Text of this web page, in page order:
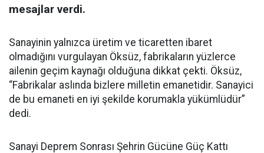
mesajlar verdi.
Sanayinin yalnızca üretim ve ticaretten ibaret
olmadığını vurgulayan Öksüz, fabrikaların yüzlerce
ailenin geçim kaynağı olduğuna dikkat çekti. Öksüz,
“Fabrikalar aslında bizlere milletin emanetidir. Sanayici
de bu emaneti en iyi şekilde korumakla yükümlüdür”
dedi.
Sanayi Deprem Sonrası Şehrin Gücüne Güç Kattı